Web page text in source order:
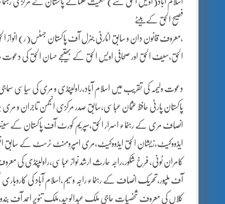
فصیح الحق کےبیٹے
،معروف قانون دان و سابق اٹارنی جنرل آف پاکستان جسٹس(ر) انواز
الحق،سیف الحق اور صحافی اویس الحق کے بھتیجے حسان الحق کی دعوت
دعوت ولیمہ کی تقریب میں اسلام آباد،راولپنڈی و مری کی سیاسی
پاکستان پارٹی حافظ عثمان عباسی،سابق صدر مرکزی انجمن تاجران و
انصاف مری کے رہنماء اسرار الحق،سپریم کورٹ آف پاکستان کے سینئر
ایڈووکیٹ،زیشان الحق ایڈووکیٹ،مری امپرومنٹ ٹرسٹ کے سابق
کامران ٹونی، فرخ شکور،راجہ حارث ارشد نواز عباسی،راولپنڈی کی
آف ملپور،تحریک انصاف کے رہنماء راجہ وسیم،اسلام آباد کی کاروباری
کلاں کی معروف شخصیات حاجی ملک عبدالوحید،ملک تنویر احمد آف